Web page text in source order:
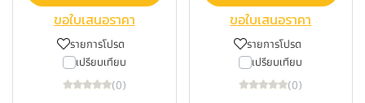
ขอใบเสนอราคา
รายการโปรด
เปรียบเทียบ
(0)
ขอใบเสนอราคา
รายการโปรด
เปรียบเทียบ
(0)